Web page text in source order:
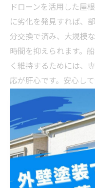
ドローンを活用した屋
に劣化を発見すれば、
分交換で済み、大規模
時間を抑えられます。
く維持するためには、
応が肝心です。安心し
の兆候を見逃さずに適
安心して暮らすために
ちさせる秘訣とは？
船橋市でスレート屋根